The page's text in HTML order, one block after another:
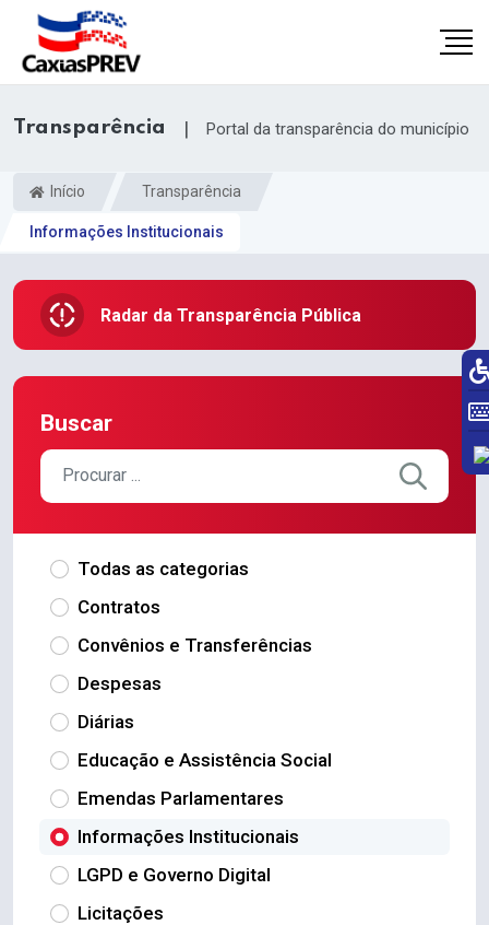
Transparência | Portal da transparência do município
Início Transparência
Informações Institucionais
Radar da Transparência Pública
Buscar
Todas as categorias
Contratos
Convênios e Transferências
Despesas
Diárias
Educação e Assistência Social
Emendas Parlamentares
Informações Institucionais
LGPD e Governo Digital
Licitações